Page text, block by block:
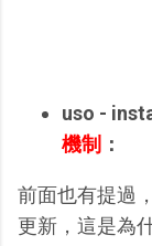
uso -
機制 ：
前面也有提過
更新，這是為